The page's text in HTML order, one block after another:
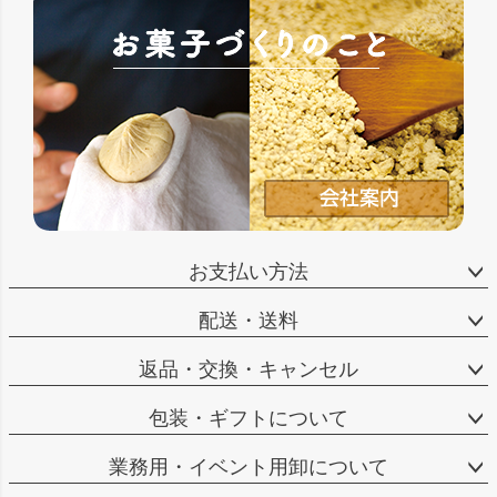
お支払い方法
配送・送料
返品・交換・キャンセル
包装・ギフトについて
業務用・イベント用卸について